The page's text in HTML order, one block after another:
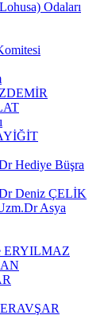
Odaları
Hediye Büşra
Deniz ÇELİK
Asya
ERYILMAZ